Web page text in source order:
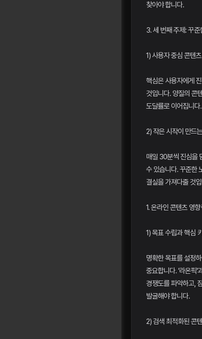
찾아야 합니다.
3. 세 번째 주제: 꾸
1) 사용자 중심 콘텐
핵심은 사용자에게
것입니다. 양질의 콘
도달률로 이어집니다.
2) 작은 시작이 만드
매일 30분씩 진심을
수 있습니다. 꾸준한
결실을 가져다줄 것
1. 온라인 콘텐츠 영
1) 목표 수립과 핵심
명확한 목표를 설정
중요합니다. '라온픽'
경쟁도를 파악하고,
발굴해야 합니다.
2) 검색 최적화된 콘